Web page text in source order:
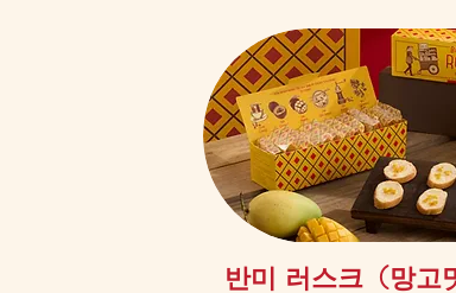
제품보기
반미 러스크（망고